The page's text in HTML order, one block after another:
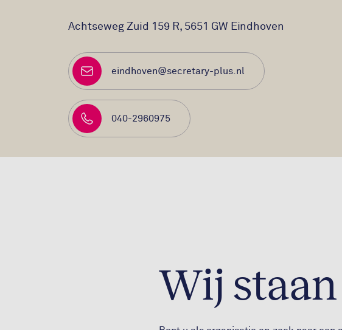
Bezoekadres
Achtseweg Zuid 159 R, 5651 GW Eindhoven
E-mailadres
eindhoven@secretary-plus.nl
Telefoonnummer
040-2960975
Wij staan